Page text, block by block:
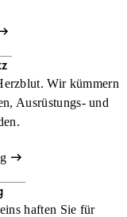
Sie zu diesem
dass Sie nur noch
Wir kümmern
Ausrüstungs- und
haften Sie für